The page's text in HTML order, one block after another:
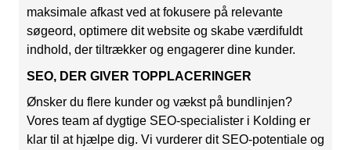
maksimale afkast ved at fokusere på relevante
søgeord, optimere dit website og skabe værdifuldt
indhold, der tiltrækker og engagerer dine kunder.
SEO, DER GIVER TOPPLACERINGER
Ønsker du flere kunder og vækst på bundlinjen?
Vores team af dygtige SEO-specialister i Kolding er
klar til at hjælpe dig. Vi vurderer dit SEO-potentiale og